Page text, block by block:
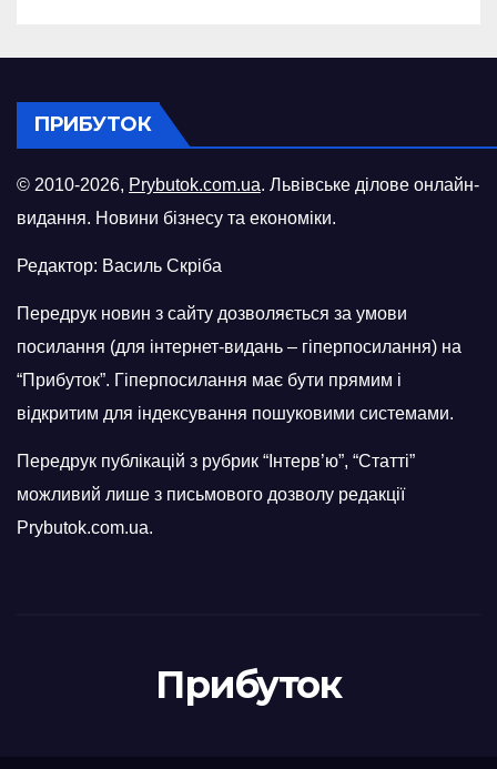
ПРИБУТОК
© 2010-2026, Prybutok.com.ua. Львівське ділове онлайн-
видання. Новини бізнесу та економіки.
Редактор: Василь Скріба
Передрук новин з сайту дозволяється за умови
посилання (для інтернет-видань – гіперпосилання) на
“Прибуток”. Гіперпосилання має бути прямим і
відкритим для індексування пошуковими системами.
Передрук публікацій з рубрик “Інтерв’ю”, “Статті”
можливий лише з письмового дозволу редакції
Prybutok.com.ua.
Прибуток